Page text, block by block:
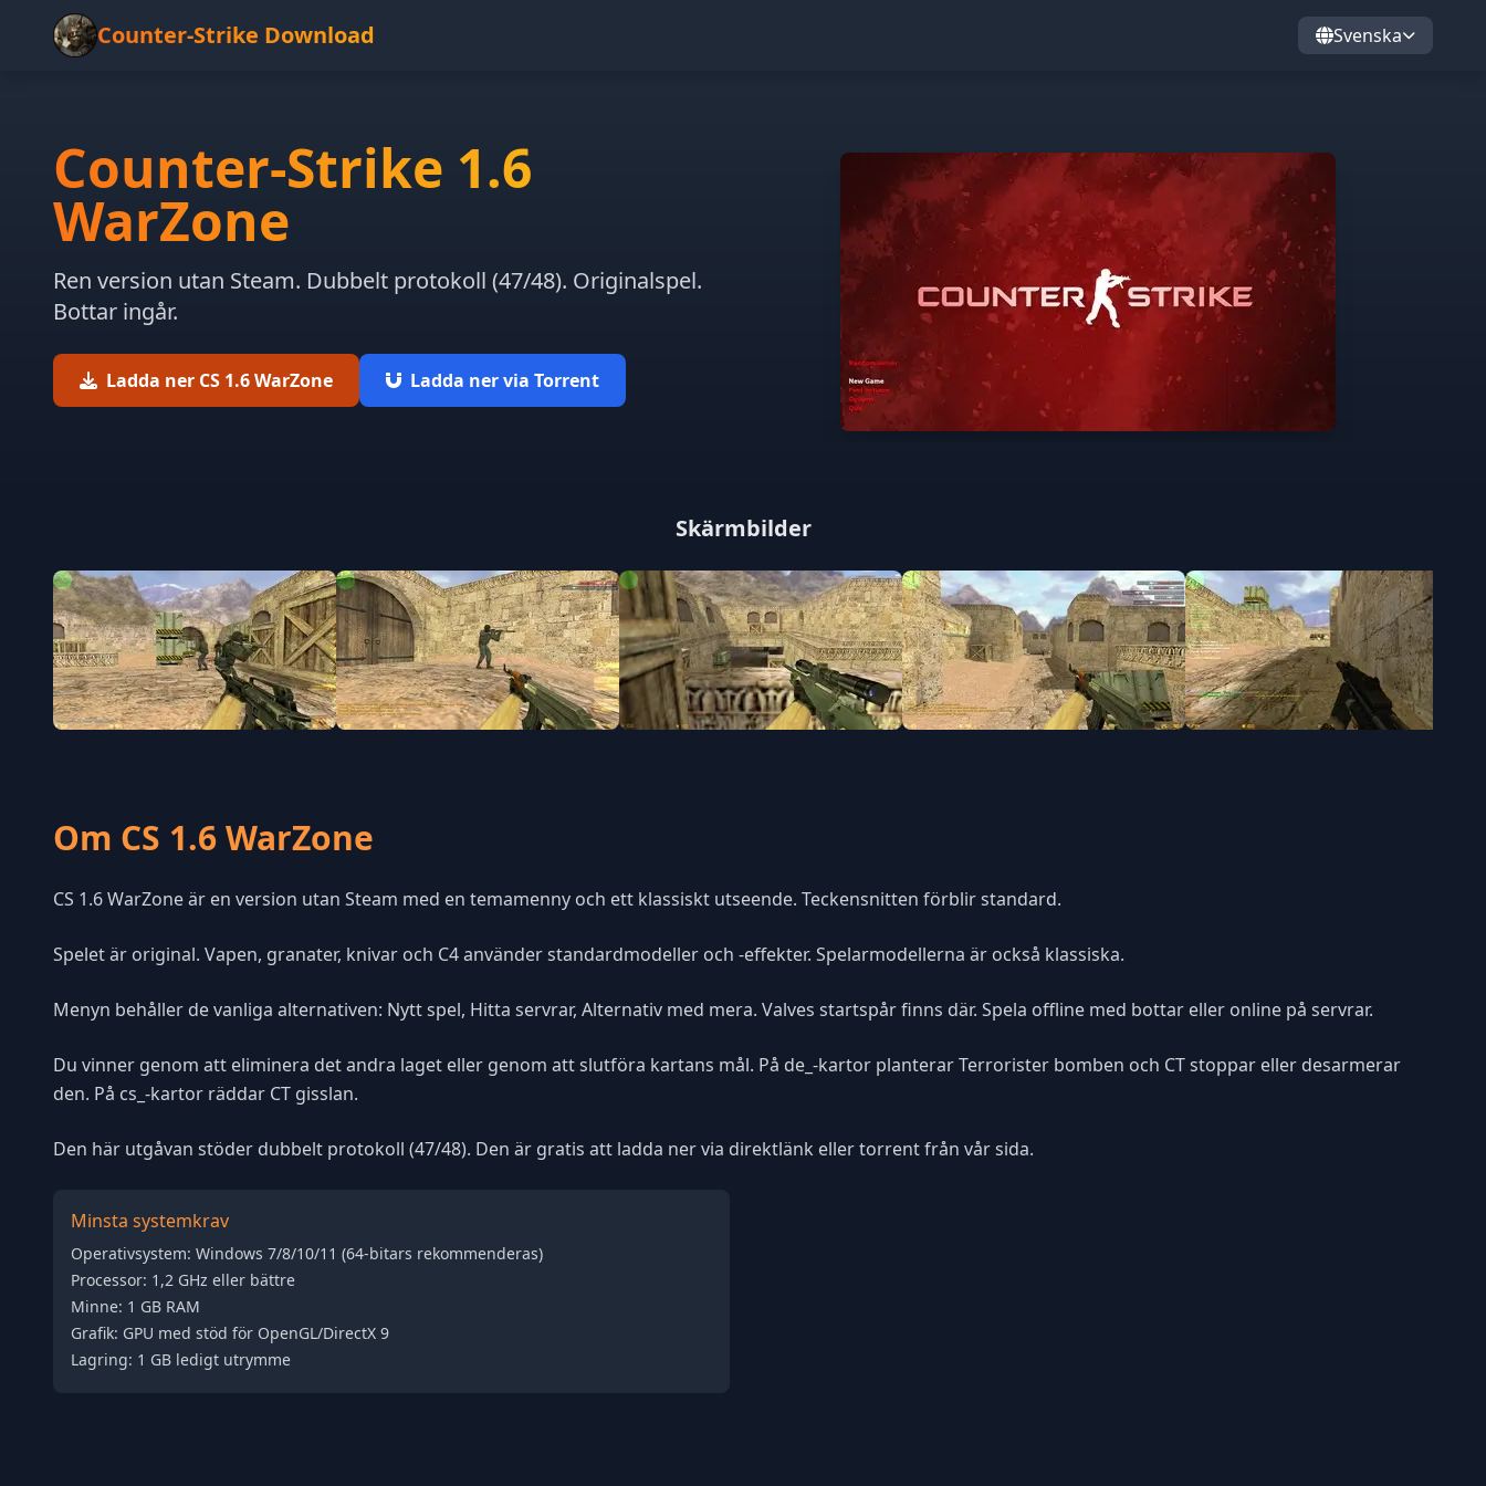
Counter-Strike Download Svenska
Counter-Strike 1.6
WarZone
Ren version utan Steam. Dubbelt protokoll (47/48). Originalspel.
Bottar ingår.
Ladda ner CS 1.6 WarZone Ladda ner via Torrent
Skärmbilder
Om CS 1.6 WarZone
CS 1.6 WarZone är en version utan Steam med en temamenny och ett klassiskt utseende. Teckensnitten förblir standard.
Spelet är original. Vapen, granater, knivar och C4 använder standardmodeller och -effekter. Spelarmodellerna är också klassiska.
Menyn behåller de vanliga alternativen: Nytt spel, Hitta servrar, Alternativ med mera. Valves startspår finns där. Spela offline med bottar eller online på servrar.
Du vinner genom att eliminera det andra laget eller genom att slutföra kartans mål. På de_-kartor planterar Terrorister bomben och CT stoppar eller desarmerar
den. På cs_-kartor räddar CT gisslan.
Den här utgåvan stöder dubbelt protokoll (47/48). Den är gratis att ladda ner via direktlänk eller torrent från vår sida.
Minsta systemkrav
Operativsystem: Windows 7/8/10/11 (64-bitars rekommenderas)
Processor: 1,2 GHz eller bättre
Minne: 1 GB RAM
Grafik: GPU med stöd för OpenGL/DirectX 9
Lagring: 1 GB ledigt utrymme